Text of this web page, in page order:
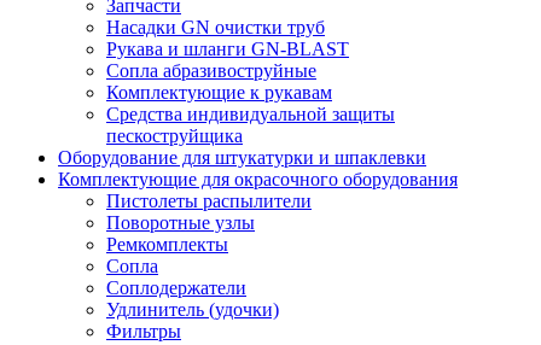
Запчасти
Насадки GN очистки труб
Рукава и шланги GN-BLAST
Сопла абразивоструйные
Комплектующие к рукавам
Средства индивидуальной защиты
пескоструйщика
Оборудование для штукатурки и шпаклевки
Комплектующие для окрасочного оборудования
Пистолеты распылители
Поворотные узлы
Ремкомплекты
Сопла
Соплодержатели
Удлинитель (удочки)
Фильтры